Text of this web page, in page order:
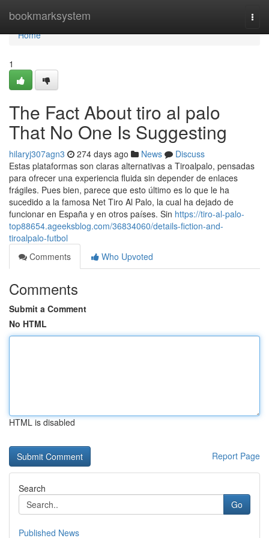
bookmarksystem
Home
Home
1
The Fact About tiro al palo
That No One Is Suggesting
hilaryj307agn3 274 days ago News
Discuss
Estas plataformas son claras alternativas a Tiroalpalo, pensadas
para ofrecer una experiencia fluida sin depender de enlaces
frágiles. Pues bien, parece que esto último es lo que le ha
sucedido a la famosa Net Tiro Al Palo, la cual ha dejado de
funcionar en España y en otros países. Sin https://tiro-al-palo-
top88654.ageeksblog.com/36834060/details-fiction-and-
tiroalpalo-futbol
Comments
Who Upvoted
Comments
Submit a Comment
No HTML
HTML is disabled
Report Page
Search
Go
Published News